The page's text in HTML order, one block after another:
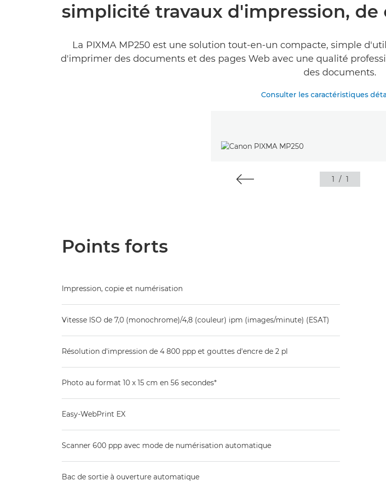
simplicité travaux d'impression,
La PIXMA MP250 est une solution tout-en-un compacte, simple
d'imprimer des documents et des pages Web avec une qualité
des documents.
Consulter les caractéristiques
1 / 1
Points forts
Impression, copie et numérisation
Vitesse ISO de 7,0 (monochrome)/4,8 (couleur) ipm (images/minute) (ESAT)
Résolution d'impression de 4 800 ppp et gouttes d'encre de 2 pl
Photo au format 10 x 15 cm en 56 secondes*
Easy-WebPrint EX
Scanner 600 ppp avec mode de numérisation automatique
Bac de sortie à ouverture automatique